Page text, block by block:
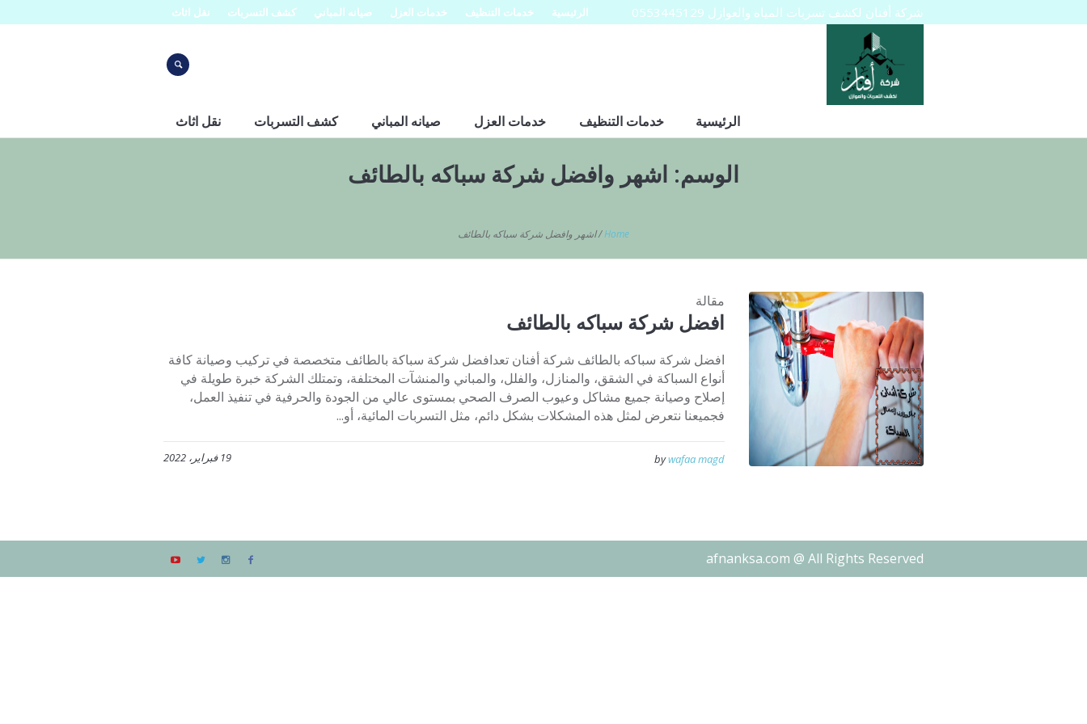
الرئيسية خدمات التنظيف خدمات العزل صيانه المباني كشف التسربات نقل اثاث شركة أفنان لكشف تسربات المياه والعوازل 0553445129
الرئيسية خدمات التنظيف خدمات العزل صيانه المباني كشف التسربات نقل اثاث
الوسم: اشهر وافضل شركة سباكه بالطائف
Home
/اشهر وافضل شركة سباكه بالطائف
مقالة
افضل شركة سباكه بالطائف
افضل شركة سباكه بالطائف شركة أفنان تعدافضل شركة سباكة بالطائف متخصصة في تركيب وصيانة كافة
أنواع السباكة في الشقق، والمنازل، والفلل، والمباني والمنشآت المختلفة، وتمتلك الشركة خبرة طويلة في
إصلاح وصيانة جميع مشاكل وعيوب الصرف الصحي بمستوى عالي من الجودة والحرفية في تنفيذ العمل،
فجميعنا نتعرض لمثل هذه المشكلات بشكل دائم، مثل التسربات المائية، أو...
19 فبراير، 2022 bywafaa magd
afnanksa.com @ All Rights Reserved